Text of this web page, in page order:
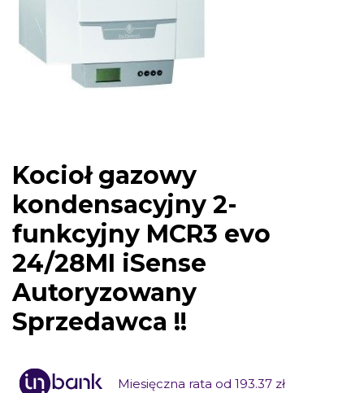
Kocioł gazowy
kondensacyjny 2-
funkcyjny MCR3 evo
24/28MI iSense
Autoryzowany
Sprzedawca !!
Miesięczna rata od 193.37 zł